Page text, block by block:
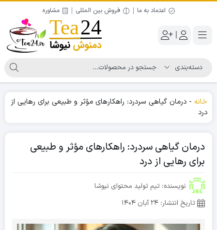
اعتماد به ما فروش بین المللی مشاوره
|
خانه - درمان گیاهی سردرد: راهکارهای مؤثر و طبیعی برای رهایی از
درد
درمان گیاهی سردرد: راهکارهای مؤثر و طبیعی
برای رهایی از درد
نویسنده: تیم تولید محتوای نیوشا
تاریخ انتشار: ۲۴ آبان ۱۴۰۴